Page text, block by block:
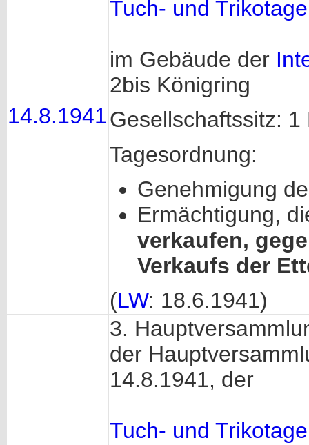
14.8.1941
Tuch- und
im Gebäude der
2bis Königring
Gesellschaftssitz:
Tagesordnung:
Genehmigung
Ermächtigung,
verkaufen,
Verkaufs der
(LW: 18.6.1941)
3.
der
14.8.1941, der
Tuch- und